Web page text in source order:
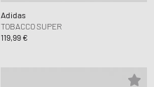
Adidas
TOBACCO SUPER
119,99 €